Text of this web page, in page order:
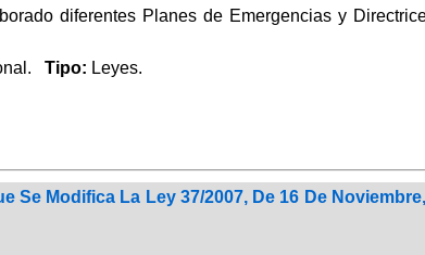
diferentes Planes de Emergencias y
Tipo: Leyes.
Se Modifica La Ley 37/2007, De 16 De